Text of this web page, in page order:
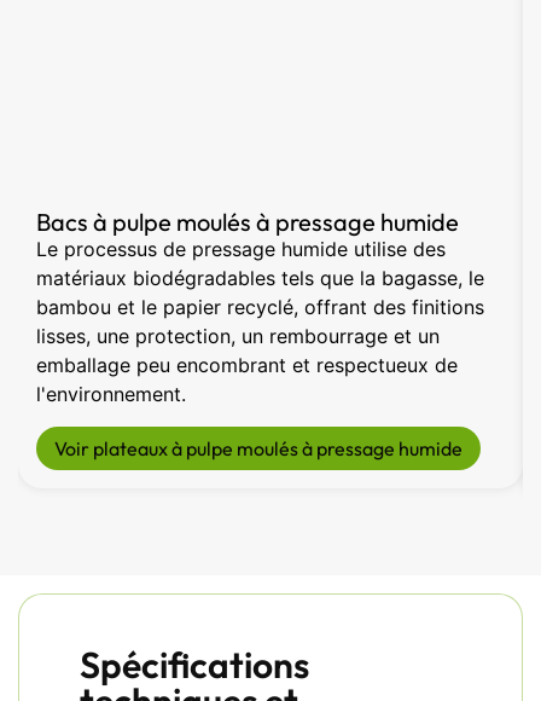
Bacs à pulpe moulés à pressage humide
Le processus de pressage humide utilise des
matériaux biodégradables tels que la bagasse, le
bambou et le papier recyclé, offrant des finitions
lisses, une protection, un rembourrage et un
emballage peu encombrant et respectueux de
l'environnement.
Voir plateaux à pulpe moulés à pressage humide
Spécifications